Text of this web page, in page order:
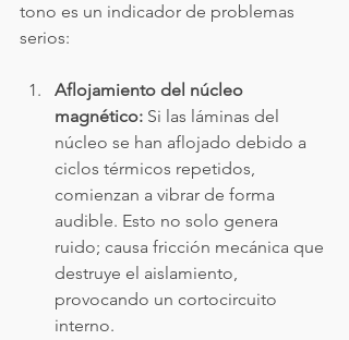
tono es un indicador de problemas
serios:
Aflojamiento del núcleo
magnético: Si las láminas del
núcleo se han aflojado debido a
ciclos térmicos repetidos,
comienzan a vibrar de forma
audible. Esto no solo genera
ruido; causa fricción mecánica que
destruye el aislamiento,
provocando un cortocircuito
interno.